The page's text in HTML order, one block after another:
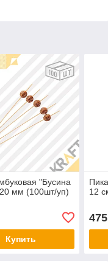
"Бусина
мм (100шт/уп)
Купить
12
475